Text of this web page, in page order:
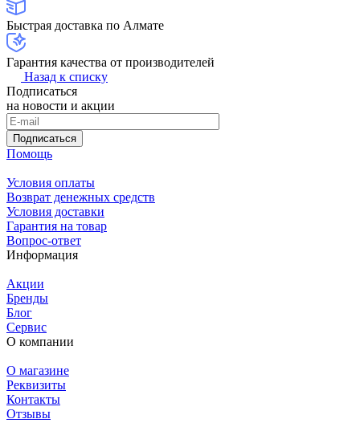
Быстрая доставка по Алмате
Гарантия качества от производителей
Назад к списку
Подписаться
на новости и акции
Подписаться
Помощь
Условия оплаты
Возврат денежных средств
Условия доставки
Гарантия на товар
Вопрос-ответ
Информация
Акции
Бренды
Блог
Сервис
О компании
О магазине
Реквизиты
Контакты
Отзывы